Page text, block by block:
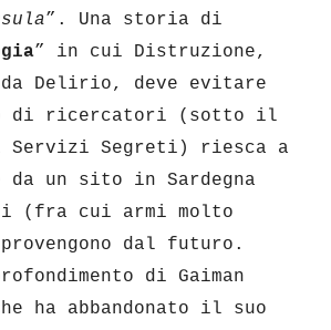
”. Una storia di
” in cui Distruzione,
da Delirio, deve evitare
di ricercatori (sotto il
Servizi Segreti) riesca a
un sito in Sardegna
(fra cui armi molto
dal futuro.
di Gaiman
ha abbandonato il suo